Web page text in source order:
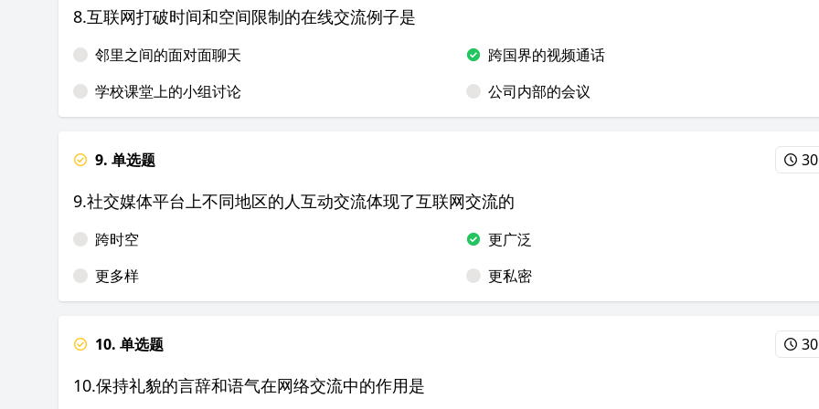
8.互联网打破时间和空间限制的在线交流例子是
邻里之间的面对面聊天
跨国界的视频通话
学校课堂上的小组讨论
公司内部的会议
9. 单选题
9.社交媒体平台上不同地区的人互动交流体现了互联网交流的
跨时空
更广泛
更多样
更私密
10. 单选题
10.保持礼貌的言辞和语气在网络交流中的作用是